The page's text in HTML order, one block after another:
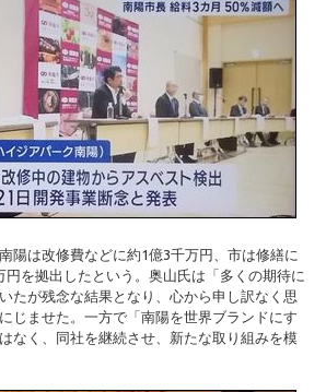
陽は改修費などに約1億3千万円、市は修繕に
円を拠出したという。奥山氏は「多くの期待に
たが残念な結果となり、心から申し訳なく思
じませた。一方で「南陽を世界ブランドにす
なく、同社を継続させ、新たな取り組みを模